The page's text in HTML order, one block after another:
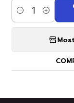
Cantidad